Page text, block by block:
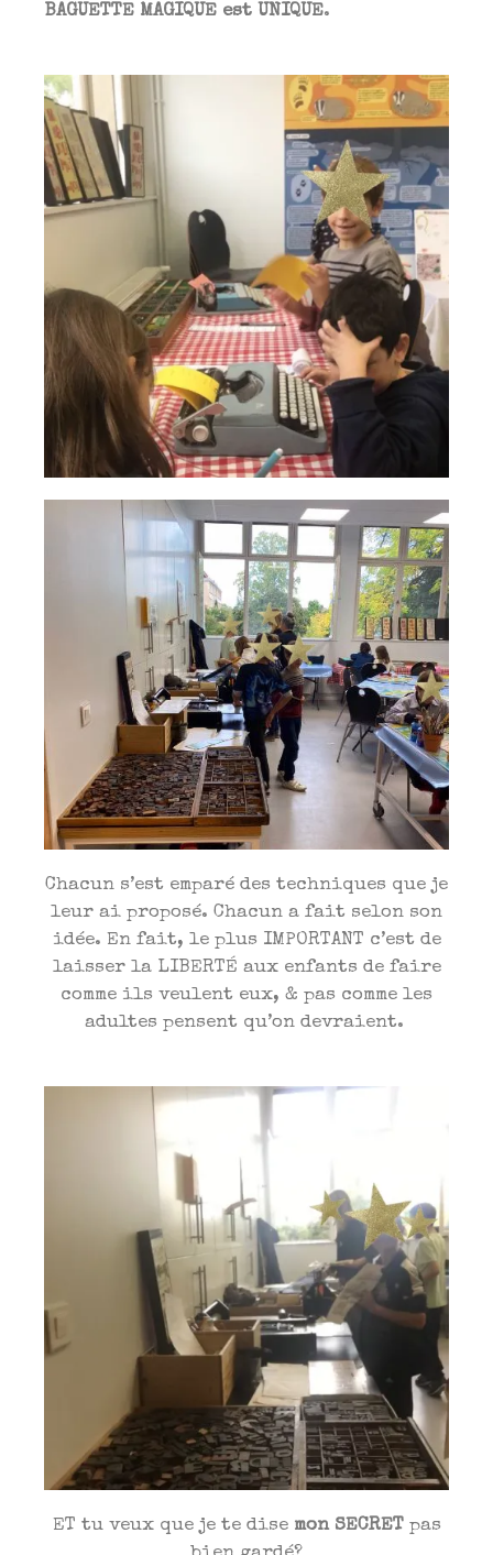
BAGUETTE MAGIQUE est UNIQUE.
Chacun s’est emparé des techniques que je
leur ai proposé. Chacun a fait selon son
idée. En fait, le plus IMPORTANT c’est de
laisser la LIBERTÉ aux enfants de faire
comme ils veulent eux, & pas comme les
adultes pensent qu’on devraient.
ET tu veux que je te dise mon SECRETpas